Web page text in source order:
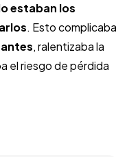
estaban los
. Esto complicaba
, ralentizaba la
el riesgo de pérdida